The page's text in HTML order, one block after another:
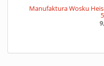
Manufaktura Wosku